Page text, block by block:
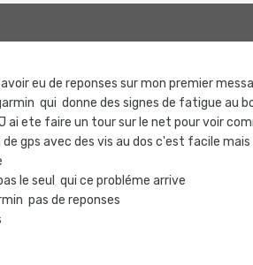
eu de reponses sur mon premier
qui donne des signes de fatigue au
ai ete faire un tour sur le net pour voir
gps avec des vis au dos c'est facile
le seul qui ce probléme arrive
pas de reponses